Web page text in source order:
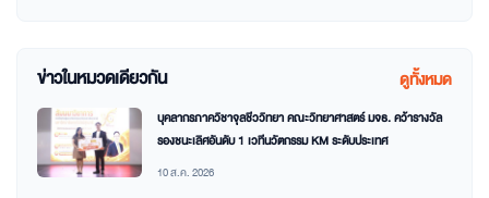
ข่าวในหมวดเดียวกัน ดูทั้งหมด
บุคลากรภาควิชาจุลชีววิทยา คณะวิทยาศาสตร์ มจธ. คว้ารางวัล
รองชนะเลิศอันดับ 1 เวทีนวัตกรรม KM ระดับประเทศ
10 ส.ค. 2026